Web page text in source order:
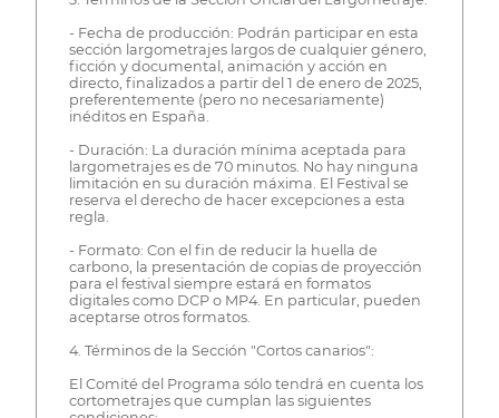
- Fecha de producción: Podrán participar en esta
sección largometrajes largos de cualquier género,
ficción y documental, animación y acción en
directo, finalizados a partir del 1 de enero de 2025,
preferentemente (pero no necesariamente)
inéditos en España.
- Duración: La duración mínima aceptada para
largometrajes es de 70 minutos. No hay ninguna
limitación en su duración máxima. El Festival se
reserva el derecho de hacer excepciones a esta
regla.
- Formato: Con el fin de reducir la huella de
carbono, la presentación de copias de proyección
para el festival siempre estará en formatos
digitales como DCP o MP4. En particular, pueden
aceptarse otros formatos.
4. Términos de la Sección "Cortos canarios":
El Comité del Programa sólo tendrá en cuenta los
cortometrajes que cumplan las siguientes